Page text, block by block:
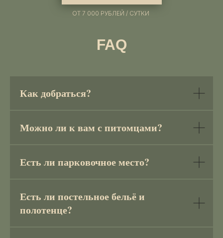
ОТ 7 000 РУБЛЕЙ / СУТКИ
FAQ
Как добраться?
Можно ли к вам с питомцами?
Есть ли парковочное место?
Есть ли постельное бельё и
полотенце?